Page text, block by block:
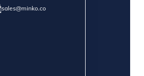
sales@minko.co